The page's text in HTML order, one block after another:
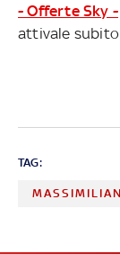
- Offerte Sky -
attivale subito
TAG: